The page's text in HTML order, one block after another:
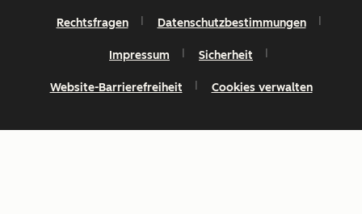
Rechtsfragen Datenschutzbestimmungen
Impressum Sicherheit
Website-Barrierefreiheit Cookies verwalten